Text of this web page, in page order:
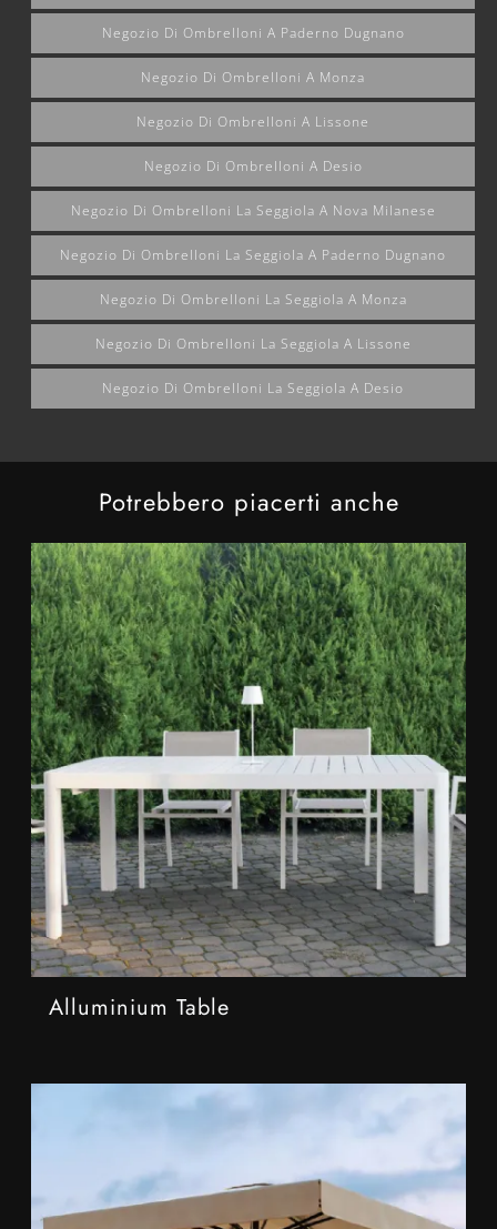
Negozio Di Ombrelloni A Paderno Dugnano
Negozio Di Ombrelloni A Monza
Negozio Di Ombrelloni A Lissone
Negozio Di Ombrelloni A Desio
Negozio Di Ombrelloni La Seggiola A Nova Milanese
Negozio Di Ombrelloni La Seggiola A Paderno Dugnano
Negozio Di Ombrelloni La Seggiola A Monza
Negozio Di Ombrelloni La Seggiola A Lissone
Negozio Di Ombrelloni La Seggiola A Desio
Potrebbero piacerti anche
Alluminium Table